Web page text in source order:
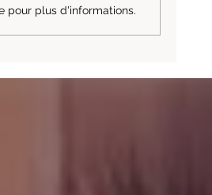
du papier peint à Nice ?
pour plus d'informations.